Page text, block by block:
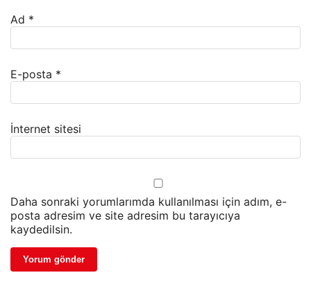
Ad *
E-posta *
İnternet sitesi
Daha sonraki yorumlarımda kullanılması için adım, e-
posta adresim ve site adresim bu tarayıcıya
kaydedilsin.